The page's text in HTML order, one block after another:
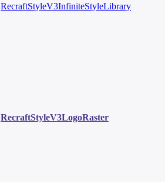
RecraftStyleV3InfiniteStyleLibrary
RecraftStyleV3LogoRaster